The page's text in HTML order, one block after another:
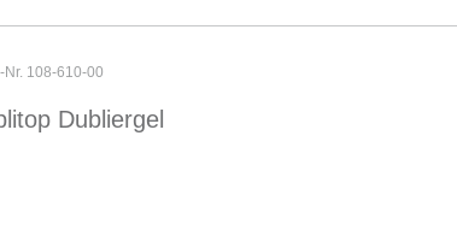
108-610-00
Dubliergel